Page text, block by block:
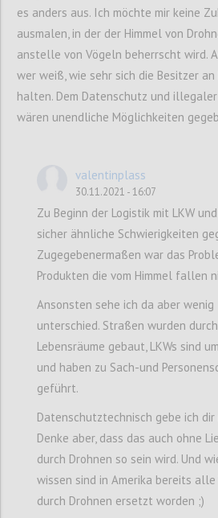
dieser Lieferverzögerungen
Preisanpassungen reagiert.
angehoben.
Kunden mussten mitunter
Monate auf deren
Lieferungen hatten immense
Konsumverhalten der
dieser Kunden stornierten ihre
der zu langen Lieferzeit. Die
wollten aufgrund der schlechten
entsprechenden Anbieter auch
bestellen. Da die
beeinflussbar sind, muss aus
werden. Die Lieferzeit muss mit
noch vor der Bestellung ehrlich
Versandkommunikation ist
Lieferversprechen sollten so
formuliert werden. Für bessere
empfiehlt es sich, bei
Alternativen hinzuweisen. Für die
Servicedienstleistung der
müssen neue IT Lösungen
die Lage unter Kontrolle zu
Lieferengpässe uns die nächsten
es anders aus. Ich möchte mir keine
ausmalen, in der der Himmel von
anstelle von Vögeln beherrscht wird.
wer weiß, wie sehr sich die Besitzer an
halten. Dem Datenschutz und illegaler
wären unendliche Möglichkeiten
valentinplass
30.11.2021 - 16:07
Zu Beginn der Logistik mit LKW
sicher ähnliche Schwierigkeiten
Zugegebenermaßen war das
Produkten die vom Himmel fallen
Ansonsten sehe ich da aber wenig
unterschied. Straßen wurden durch
Lebensräume gebaut, LKWs sind
und haben zu Sach-und
geführt.
Datenschutztechnisch gebe ich dir
Denke aber, dass das auch ohne
durch Drohnen so sein wird. Und
wissen sind in Amerika bereits
durch Drohnen ersetzt worden ;)